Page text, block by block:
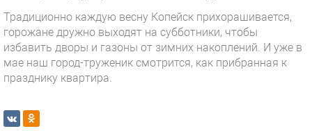
Традиционно каждую весну Копейск прихорашивается,
горожане дружно выходят на субботники, чтобы
избавить дворы и газоны от зимних накоплений. И уже в
мае наш город-труженик смотрится, как прибранная к
празднику квартира.